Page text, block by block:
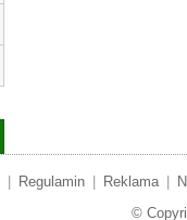
Regulamin Reklama
©